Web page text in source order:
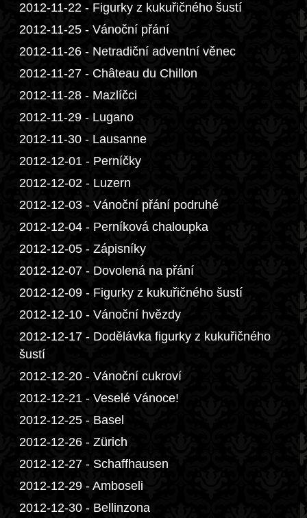
2012-11-22 - Figurky z kukuřičného šustí
2012-11-25 - Vánoční přání
2012-11-26 - Netradiční adventní věnec
2012-11-27 - Château du Chillon
2012-11-28 - Mazlíčci
2012-11-29 - Lugano
2012-11-30 - Lausanne
2012-12-01 - Perníčky
2012-12-02 - Luzern
2012-12-03 - Vánoční přání podruhé
2012-12-04 - Perníková chaloupka
2012-12-05 - Zápisníky
2012-12-07 - Dovolená na přání
2012-12-09 - Figurky z kukuřičného šustí
2012-12-10 - Vánoční hvězdy
2012-12-17 - Dodělávka figurky z kukuřičného
šustí
2012-12-20 - Vánoční cukroví
2012-12-21 - Veselé Vánoce!
2012-12-25 - Basel
2012-12-26 - Zürich
2012-12-27 - Schaffhausen
2012-12-29 - Amboseli
2012-12-30 - Bellinzona